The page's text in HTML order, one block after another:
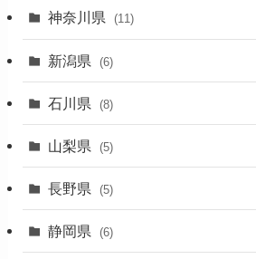
(36)
(11)
(1)
(5)
神奈川県 (11)
新潟県 (6)
石川県 (8)
山梨県 (5)
長野県 (5)
静岡県 (6)